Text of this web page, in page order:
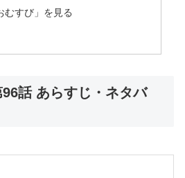
むすび」を見る
話 あらすじ・ネタバ